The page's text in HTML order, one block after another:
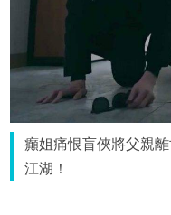
癲姐痛恨盲俠將父親
江湖！